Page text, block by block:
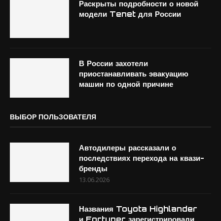
Раскрыты подробности о новой
модели Tenet для России
В России захотели
приостанавливать эвакуацию
машин по одной причине
ВЫБОР ПОЛЬЗОВАТЕЛЯ
Автодилеры рассказали о
последствиях перехода на квази-
бренды
13.06.2026
Названия Toyota Highlander